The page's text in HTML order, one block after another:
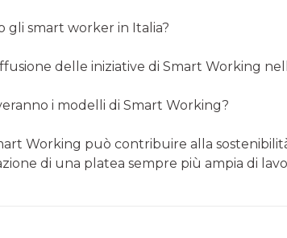
gli smart worker in Italia?
delle iniziative di Smart Working
i modelli di Smart Working?
Working può contribuire alla
di una platea sempre più ampia di